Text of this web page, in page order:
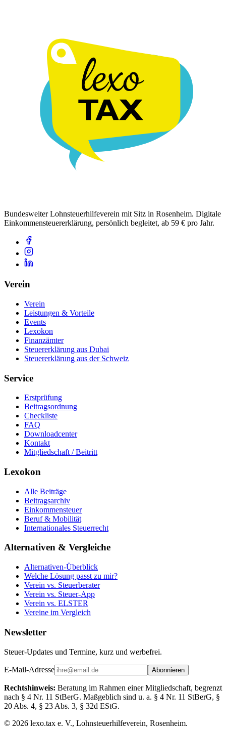
Bundesweiter Lohnsteuerhilfeverein mit Sitz in Rosenheim. Digitale
Einkommensteuererklärung, persönlich begleitet, ab 59 € pro Jahr.
Verein
Verein
Leistungen & Vorteile
Events
Lexokon
Finanzämter
Steuererklärung aus Dubai
Steuererklärung aus der Schweiz
Service
Erstprüfung
Beitragsordnung
Checkliste
FAQ
Downloadcenter
Kontakt
Mitgliedschaft / Beitritt
Lexokon
Alle Beiträge
Beitragsarchiv
Einkommensteuer
Beruf & Mobilität
Internationales Steuerrecht
Alternativen & Vergleiche
Alternativen-Überblick
Welche Lösung passt zu mir?
Verein vs. Steuerberater
Verein vs. Steuer-App
Verein vs. ELSTER
Vereine im Vergleich
Newsletter
Steuer-Updates und Termine, kurz und werbefrei.
E-Mail-Adresse Abonnieren
Rechtshinweis: Beratung im Rahmen einer Mitgliedschaft, begrenzt
nach § 4 Nr. 11 StBerG. Maßgeblich sind u. a. § 4 Nr. 11 StBerG, §
20 Abs. 4, § 23 Abs. 3, § 32d EStG.
© 2026 lexo.tax e. V., Lohnsteuerhilfeverein, Rosenheim.